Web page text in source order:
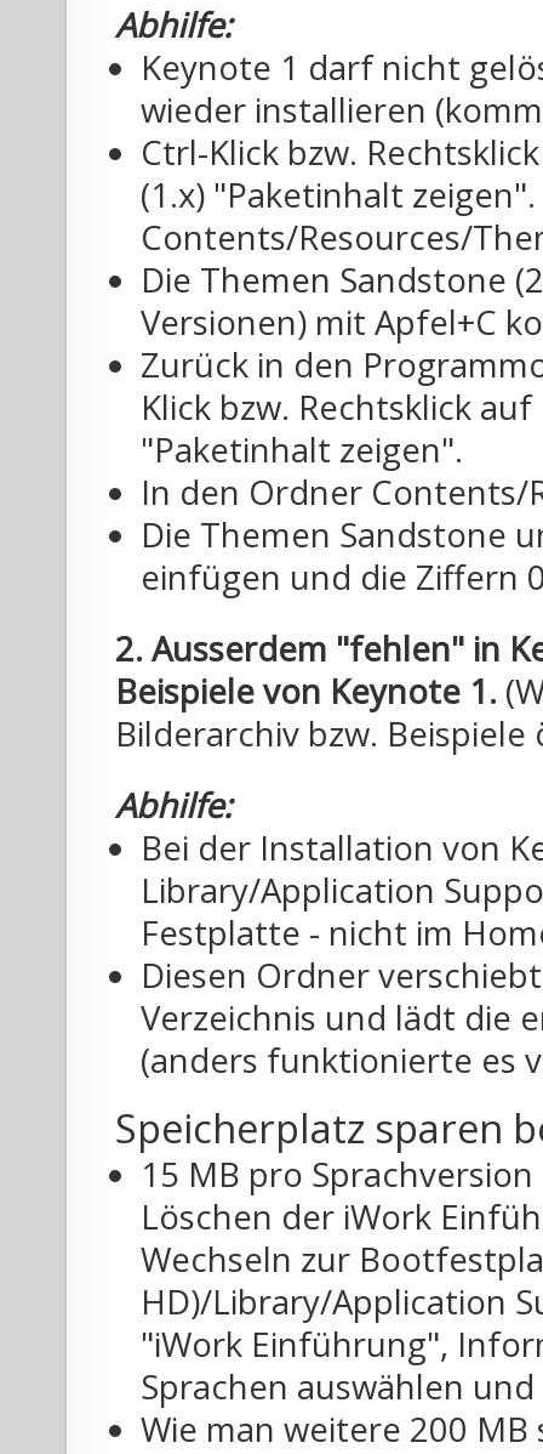
Abhilfe:
Keynote 1 darf nicht
wieder installieren
Ctrl-Klick bzw.
(1.x) "Paketinhalt
Contents/Resources/
Die Themen Sandstone
Versionen) mit Apfel+C
Zurück in den
Klick bzw. Rechtsklick
"Paketinhalt zeigen".
In den Ordner Contents/
Die Themen Sandstone
einfügen und die Ziffern
2. Ausserdem "fehlen" in
Beispiele von Keynote 1.
Bilderarchiv bzw. Beispiele
Abhilfe:
Bei der Installation von
Library/Application
Festplatte - nicht im
Diesen Ordner
Verzeichnis und lädt die
(anders funktionierte es
Speicherplatz sparen
15 MB pro
Löschen der iWork
Wechseln zur
HD)/Library/Application
"iWork Einführung",
Sprachen auswählen
Wie man weitere 200